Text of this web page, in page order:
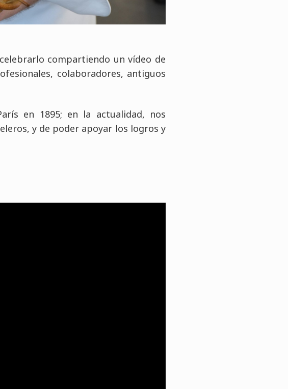
compartiendo un vídeo de
colaboradores, antiguos
en 1895; en la actualidad, nos
y de poder apoyar los logros y